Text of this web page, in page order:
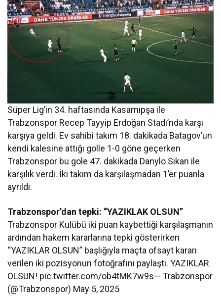
Süper Lig’in 34. haftasında Kasamıpşa ile
Trabzonspor Recep Tayyip Erdoğan Stadı’nda karşı
karşıya geldi. Ev sahibi takım 18. dakikada Batagov’un
kendi kalesine attığı golle 1-0 göne geçerken
Trabzonspor bu gole 47. dakikada Danylo Sikan ile
karşılık verdi. İki takım da karşılaşmadan 1’er puanla
ayrıldı.
Trabzonspor’dan tepki: “YAZIKLAK OLSUN”
Trabzonspor Kulübü iki puan kaybettiği karşılaşmanın
ardından hakem kararlarına tepki gösterirken
“YAZIKLAR OLSUN” başlığıyla maçta ofsayt kararı
verilen iki pozisyonun fotoğrafını paylaştı. YAZIKLAR
OLSUN! pic.twitter.com/ob4tMK7w9s— Trabzonspor
(@Trabzonspor) May 5, 2025